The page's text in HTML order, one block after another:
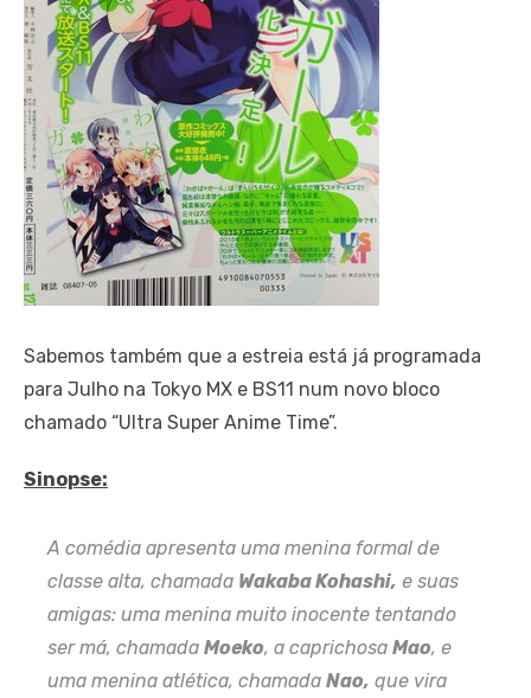
Sabemos também que a estreia está já programada
para Julho na Tokyo MX e BS11 num novo bloco
chamado “Ultra Super Anime Time”.
Sinopse:
A comédia apresenta uma menina formal de
classe alta, chamada Wakaba Kohashi, e suas
amigas: uma menina muito inocente tentando
ser má, chamada Moeko, a caprichosa Mao, e
uma menina atlética, chamada Nao, que vira